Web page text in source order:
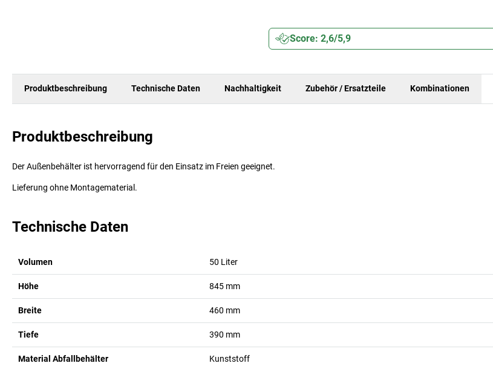
Score: 2,6/5,9
Produktbeschreibung Technische Daten Nachhaltigkeit Zubehör / Ersatzteile Kombinationen
Produktbeschreibung
Der Außenbehälter ist hervorragend für den Einsatz im Freien geeignet.
Lieferung ohne Montagematerial.
Technische Daten
Volumen 50 Liter
Höhe 845 mm
Breite 460 mm
Tiefe 390 mm
Material Abfallbehälter Kunststoff